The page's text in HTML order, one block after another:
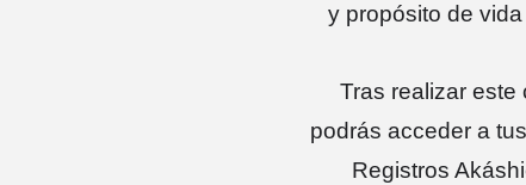
y propósito de
Tras realizar este
podrás acceder a
Registros